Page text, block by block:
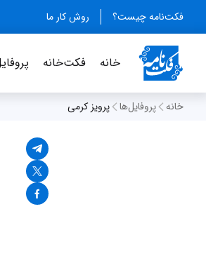
فکت‌نامه چیست؟ روش کار ما
خانه فکت‌خانه
خانه پروفایل‌ها پرویز کرمی